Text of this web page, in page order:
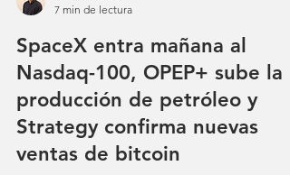
7 min de lectura
SpaceX entra mañana al
Nasdaq-100, OPEP+ sube la
producción de petróleo y
Strategy confirma nuevas